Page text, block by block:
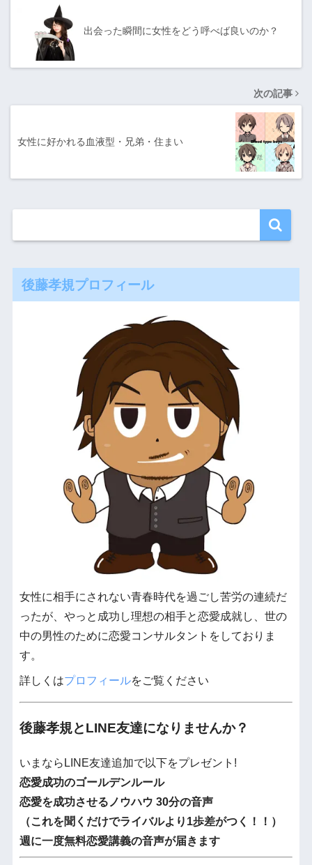
出会った瞬間に女性をどう呼べば良いのか？
次の記事
女性に好かれる血液型・兄弟・住まい
後藤孝規プロフィール
女性に相手にされない青春時代を過ごし苦労の連続だ
ったが、やっと成功し理想の相手と恋愛成就し、世の
中の男性のために恋愛コンサルタントをしておりま
す。
詳しくはプロフィールをご覧ください
後藤孝規とLINE友達になりませんか？
いまならLINE友達追加で以下をプレゼント!
恋愛成功のゴールデンルール
恋愛を成功させるノウハウ 30分の音声
（これを聞くだけでライバルより1歩差がつく！！）
週に一度無料恋愛講義の音声が届きます